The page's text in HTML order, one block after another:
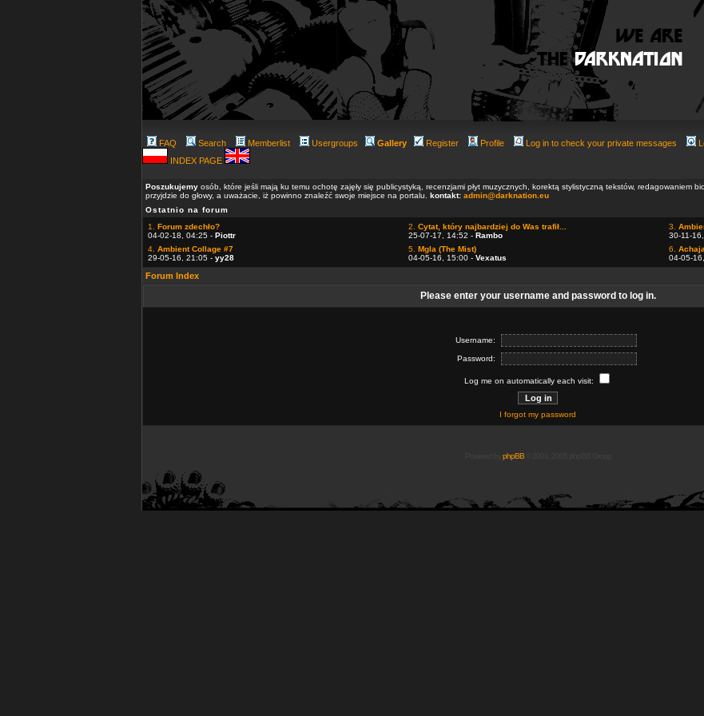
FAQ Search Memberlist Usergroups Gallery Register Profile Log in to check your private messages
INDEX PAGE
Poszukujemy osób, które jeśli mają ku temu ochotę zajęły się publicystyką, recenzjami płyt muzycznych, korektą stylistyczną tekstów, redagowaniem
przyjdzie do głowy, a uważacie, iż powinno znaleźć swoje miejsce na portalu. kontakt: admin@darknation.eu
Ostatnio na forum
1. Forum zdechło?
04-02-18, 04:25 - Piottr
2. Cytat, który najbardziej do Was trafił...
25-07-17, 14:52 - Rambo
3.
30-11-
4. Ambient Collage #7
29-05-16, 21:05 - yy28
5. Mgla (The Mist)
04-05-16, 15:00 - Vexatus
6. Achaja
04-05-
Forum Index
Please enter your username and password to log in.
Username:
Password:
Log me on automatically each visit:
I forgot my password
phpBB© 2001, 2005 phpBB Group